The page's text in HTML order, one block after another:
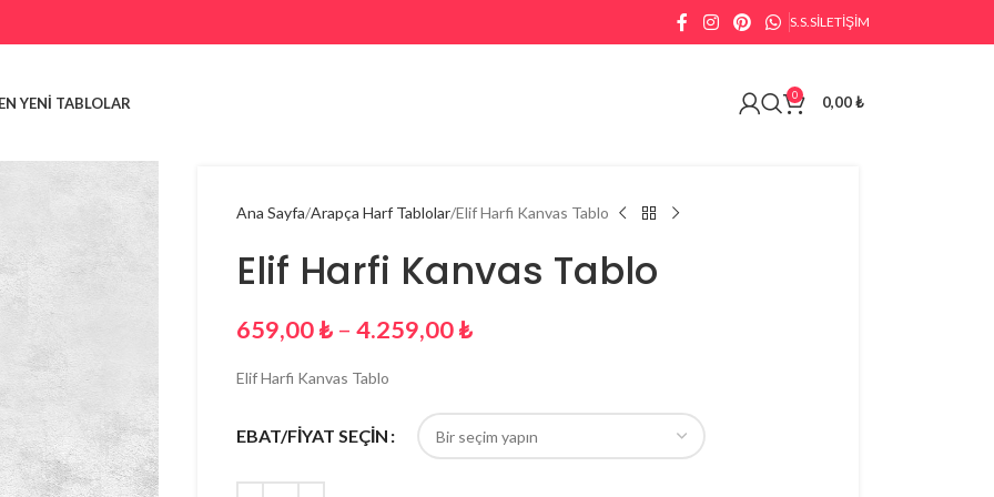
S.S.SİLETIŞIM
EN YENI TABLOLAR 0 0,00₺
Ana Sayfa Arapça Harf Tablolar Elif Harfi Kanvas Tablo
Elif Harfi Kanvas Tablo
659,00₺ – 4.259,00₺
Elif Harfi Kanvas Tablo
EBAT/FİYAT SEÇİN